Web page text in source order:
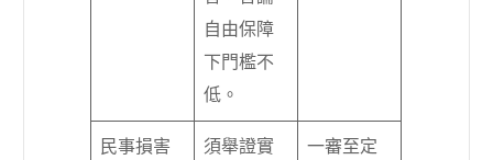
自由保障
下門檻不
低。
民事損害
須舉證實
一審至定